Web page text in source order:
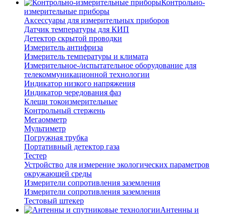
Контрольно-
измерительные приборы
Аксессуары для измерительных приборов
Датчик температуры для КИП
Детектор скрытой проводки
Измеритель антифриза
Измеритель температуры и климата
Измерительное-/испытательное оборудование для
телекоммуникационной технологии
Индикатор низкого напряжения
Индикатор чередования фаз
Клещи токоизмерительные
Контрольный стержень
Мегаомметр
Мультиметр
Погружная трубка
Портативный детектор газа
Тестер
Устройство для измерение экологических параметров
окружающей среды
Измерители сопротивления заземления
Измерители сопротивления заземления
Тестовый штекер
Антенны и